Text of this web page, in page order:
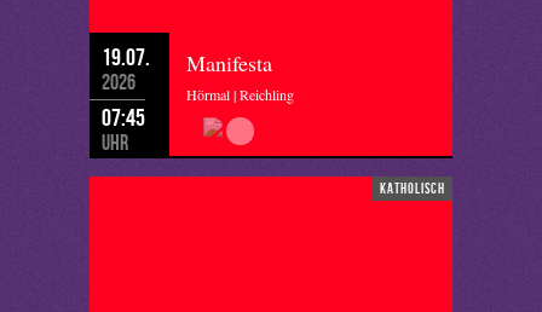
19.07.
2026
07:45
Uhr
Manifesta
Hörmal | Reichling
katholisch